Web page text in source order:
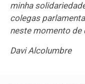
minha
colegas
neste momento de
Davi Alcolumbre